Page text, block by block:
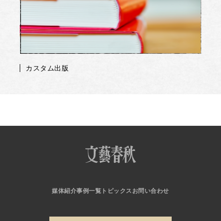
カスタム出版
媒体紹介事例一覧 トピックス お問い合わせ